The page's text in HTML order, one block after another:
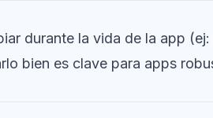
durante la vida de la app (ej:
bien es clave para apps